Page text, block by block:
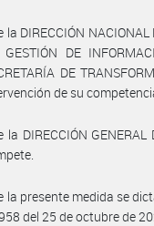
la DIRECCIÓN
GESTIÓN DE
DE
de su
la DIRECCIÓN
la presente medida se
del 25 de octubre de